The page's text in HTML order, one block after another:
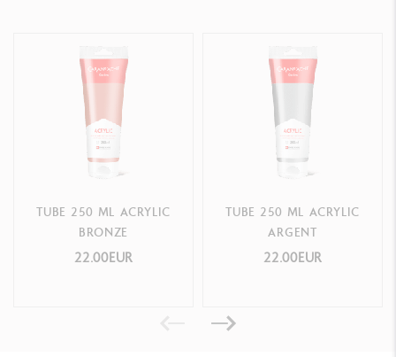
TUBE 250 ML ACRYLIC
BRONZE
22.00EUR
TUBE 250 ML ACRYLIC
ARGENT
22.00EUR